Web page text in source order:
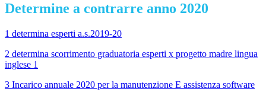
Determine a contrarre anno 2020
1 determina esperti a.s.2019-20
2 determina scorrimento graduatoria esperti x progetto madre lingua
inglese 1
3 Incarico annuale 2020 per la manutenzione E assistenza software